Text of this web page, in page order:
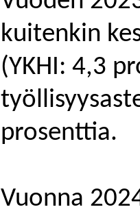
kuitenkin ke
(YKHI: 4,3
prosenttia.
Vuonna